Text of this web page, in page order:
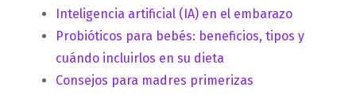
Inteligencia artificial (IA) en el embarazo
Probióticos para bebés: beneficios, tipos y
cuándo incluirlos en su dieta
Consejos para madres primerizas